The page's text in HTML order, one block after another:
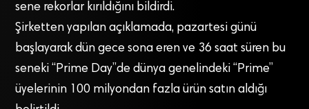
sene rekorlar kırıldığını bildirdi.
Şirketten yapılan açıklamada, pazartesi günü
başlayarak dün gece sona eren ve 36 saat süren bu
seneki “Prime Day”de dünya genelindeki “Prime”
üyelerinin 100 milyondan fazla ürün satın aldığı